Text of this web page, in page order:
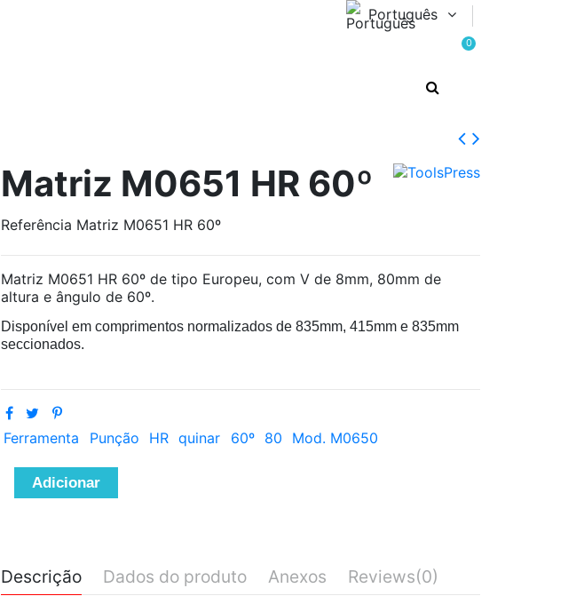
Português
0
Matriz M0651 HR 60º
Referência Matriz M0651 HR 60º
Matriz M0651 HR 60º de tipo Europeu, com V de 8mm, 80mm de
altura e ângulo de 60º.
Disponível em comprimentos normalizados de 835mm, 415mm e 835mm
seccionados.
Ferramenta Punção HR quinar 60º 80 Mod. M0650
Adicionar
Descrição Dados do produto Anexos Reviews(0)